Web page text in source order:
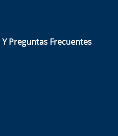
Preguntas Frecuentes